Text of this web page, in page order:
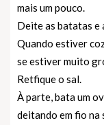
mais um pouco.
Deite as batatas e
Quando estiver
se estiver muito
Retfique o sal.
À parte, bata um
deitando em fio na